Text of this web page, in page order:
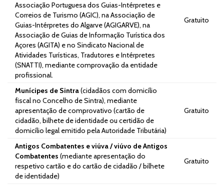
Associação Portuguesa dos Guias-Intérpretes e
Correios de Turismo (AGIC), na Associação de
Guias-Intérpretes do Algarve (AGIGARVE), na
Associação de Guias de Informação Turística dos
Açores (AGITA) e no Sindicato Nacional de
Atividades Turísticas, Tradutores e Intérpretes
(SNATTI), mediante comprovação da entidade
profissional.
Gratuito
Munícipes de Sintra(cidadãos com domicílio
fiscal no Concelho de Sintra), mediante
apresentação de comprovativo (cartão de
cidadão, bilhete de identidade ou certidão de
domicílio legal emitido pela Autoridade Tributária)
Gratuito
Antigos Combatentes e viúva / viúvo de Antigos
Combatentes (mediante apresentação do
respetivo cartão e do cartão de cidadão / bilhete
de identidade)
Gratuito